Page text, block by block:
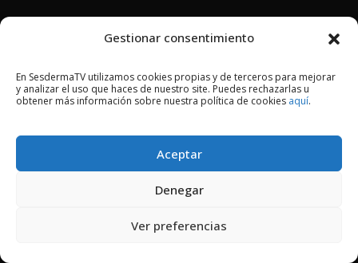
Gestionar consentimiento
En SesdermaTV utilizamos cookies propias y de terceros para mejorar
y analizar el uso que haces de nuestro site. Puedes rechazarlas u
obtener más información sobre nuestra política de cookies aquí.
Aceptar
Denegar
Ver preferencias